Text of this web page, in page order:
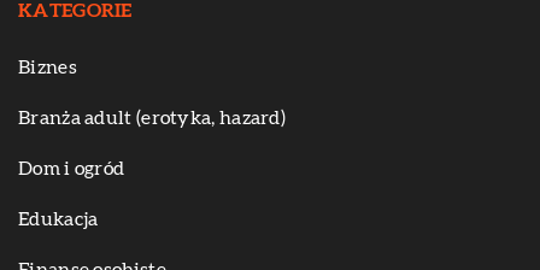
KATEGORIE
Biznes
Branża adult (erotyka, hazard)
Dom i ogród
Edukacja